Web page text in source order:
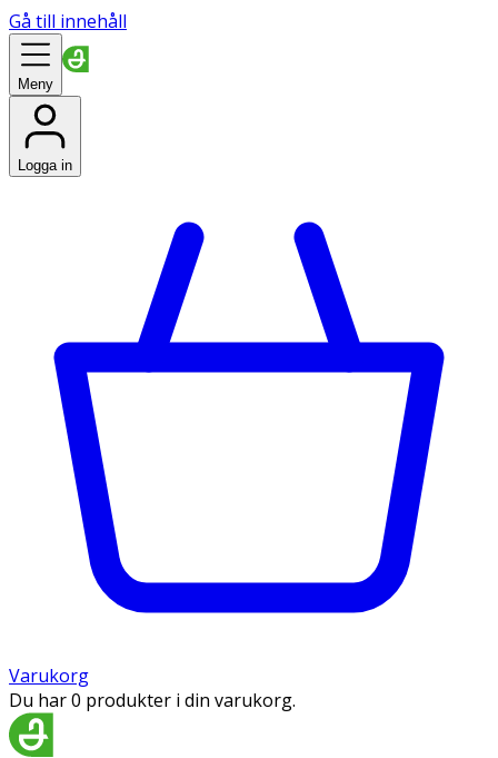
Gå till innehåll
Meny
Logga in
Varukorg
Du har 0 produkter i din varukorg.